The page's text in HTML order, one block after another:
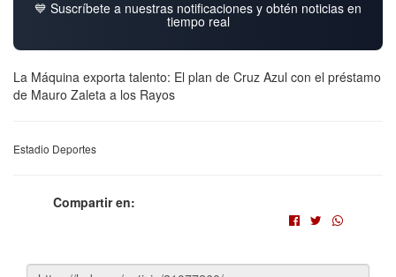
💙 Suscríbete a nuestras notificaciones y obtén noticias en
tiempo real
La Máquina exporta talento: El plan de Cruz Azul con el préstamo
de Mauro Zaleta a los Rayos
Estadio Deportes
Compartir en: